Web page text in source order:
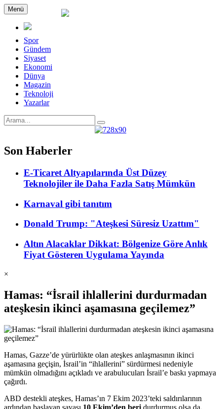
Menü
Spor
Gündem
Siyaset
Ekonomi
Dünya
Magazin
Teknoloji
Yazarlar
Son Haberler
E-Ticaret Altyapılarında Üst Düzey
Teknolojiler ile Daha Fazla Satış Mümkün
Karnaval gibi tanıtım
Donald Trump: "Ateşkesi Süresiz Uzattım"
Altın Alacaklar Dikkat: Bölgenize Göre Anlık
Fiyat Gösteren Uygulama Yayında
×
Hamas: “İsrail ihlallerini durdurmadan
ateşkesin ikinci aşamasına geçilemez”
Hamas, Gazze’de yürürlükte olan ateşkes anlaşmasının ikinci
aşamasına geçişin, İsrail’in “ihlallerini” sürdürmesi nedeniyle
mümkün olmadığını açıkladı ve arabulucuları İsrail’e baskı yapmaya
çağırdı.
ABD destekli ateşkes, Hamas’ın 7 Ekim 2023’teki saldırılarının
ardından başlayan savaşı 10 Ekim’den beri durdurmuş olsa da,